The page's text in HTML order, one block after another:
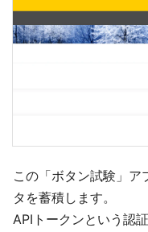
この「ボタン試験」ア
タを蓄積します。
APIトークンという認